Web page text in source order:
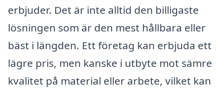
erbjuder. Det är inte alltid den billigaste
lösningen som är den mest hållbara eller
bäst i längden. Ett företag kan erbjuda ett
lägre pris, men kanske i utbyte mot sämre
kvalitet på material eller arbete, vilket kan